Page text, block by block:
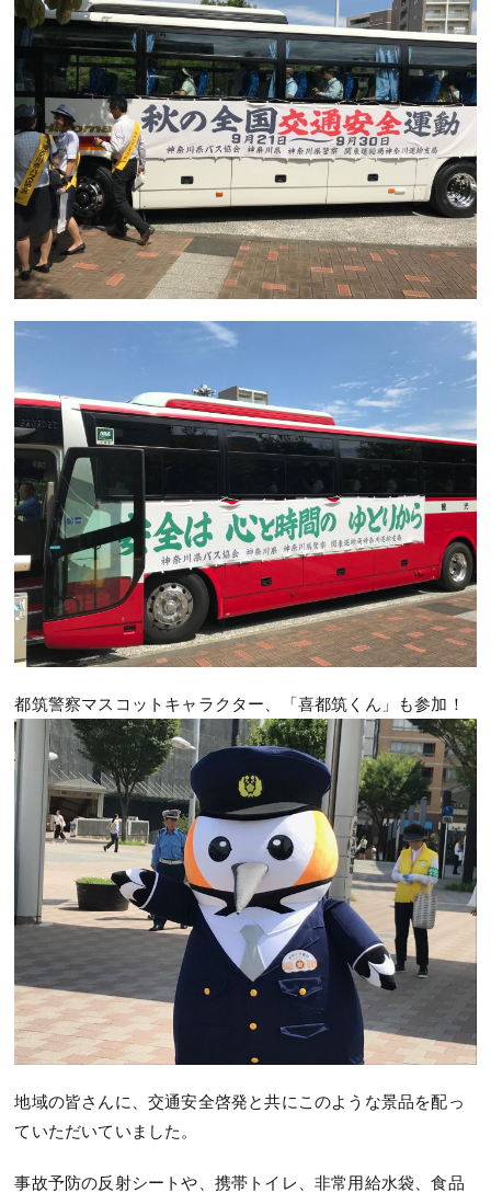
都筑警察マスコットキャラクター、「喜都筑くん」も参加！
地域の皆さんに、交通安全啓発と共にこのような景品を配っ
ていただいていました。
事故予防の反射シートや、携帯トイレ、非常用給水袋、食品